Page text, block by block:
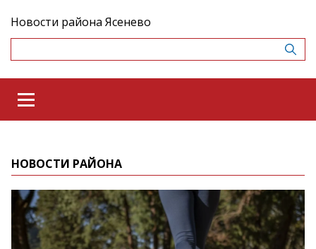
Новости района Ясенево
НОВОСТИ РАЙОНА